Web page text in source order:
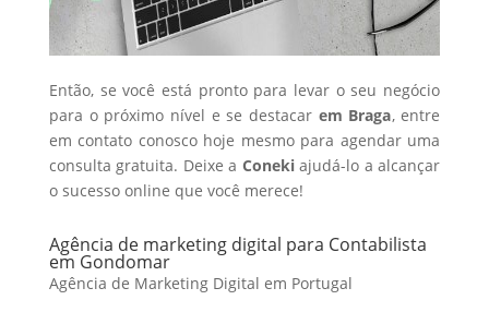
Então, se você está pronto para levar o seu negócio
para o próximo nível e se destacar em Braga, entre
em contato conosco hoje mesmo para agendar uma
consulta gratuita. Deixe a Conekiajudá-lo a alcançar
o sucesso online que você merece!
Agência de marketing digital para Contabilista
em Gondomar
Agência de Marketing Digital em Portugal